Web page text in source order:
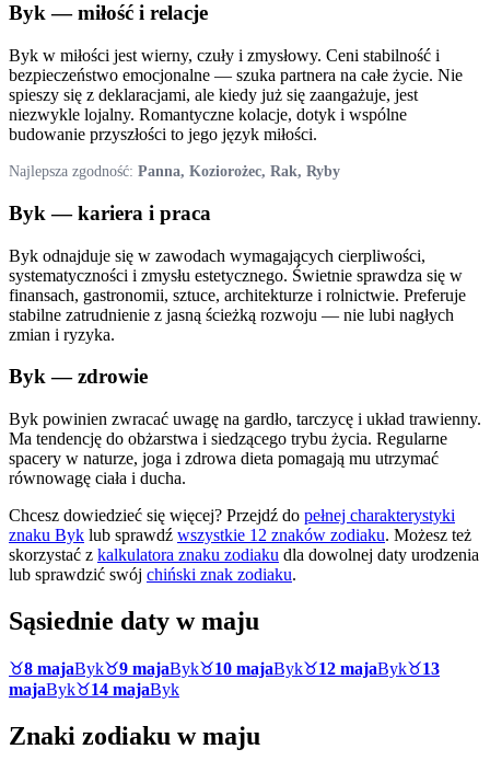
Byk— miłość i relacje
Byk w miłości jest wierny, czuły i zmysłowy. Ceni stabilność i
bezpieczeństwo emocjonalne — szuka partnera na całe życie. Nie
spieszy się z deklaracjami, ale kiedy już się zaangażuje, jest
niezwykle lojalny. Romantyczne kolacje, dotyk i wspólne
budowanie przyszłości to jego język miłości.
Najlepsza zgodność: Panna, Koziorożec, Rak, Ryby
Byk — kariera i praca
Byk odnajduje się w zawodach wymagających cierpliwości,
systematyczności i zmysłu estetycznego. Świetnie sprawdza się w
finansach, gastronomii, sztuce, architekturze i rolnictwie. Preferuje
stabilne zatrudnienie z jasną ścieżką rozwoju — nie lubi nagłych
zmian i ryzyka.
Byk— zdrowie
Byk powinien zwracać uwagę na gardło, tarczycę i układ trawienny.
Ma tendencję do obżarstwa i siedzącego trybu życia. Regularne
spacery w naturze, joga i zdrowa dieta pomagają mu utrzymać
równowagę ciała i ducha.
Chcesz dowiedzieć się więcej? Przejdź do pełnej charakterystyki
znaku Byk lub sprawdź wszystkie 12 znaków zodiaku. Możesz też
skorzystać z kalkulatora znaku zodiaku dla dowolnej daty urodzenia
lub sprawdzić swój chiński znak zodiaku.
Sąsiednie daty wmaju
♉8 majaByk♉9 majaByk♉10 majaByk♉12 majaByk♉13
majaByk♉14 majaByk
Znaki zodiaku wmaju